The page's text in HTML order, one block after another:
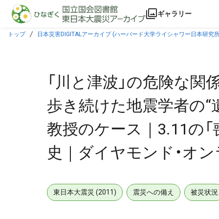
本文に飛ぶ
ギャラリー
トップ 日本災害DIGITALアーカイブ (ハーバード大学ライシャワー日本研究
「川と津波」の危険な
歩き続けた地震学者の
教授のケース｜3.11の
史｜ダイヤモンド・オ
東日本大震災 (2011) 震災への備え 被災状況